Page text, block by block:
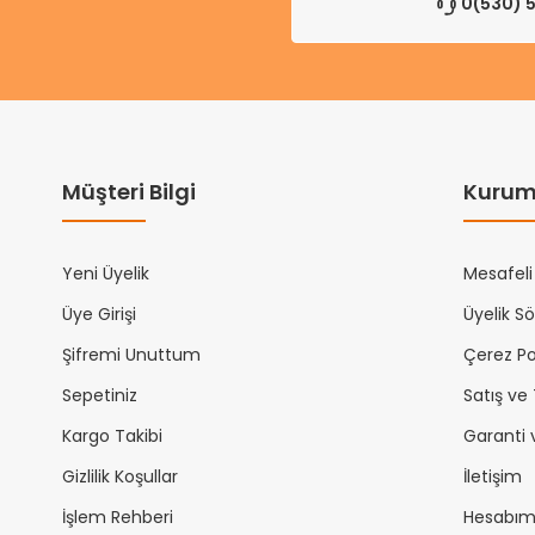
Müşteri Bilgi
Yeni Üyelik
Üye Girişi
Şifremi Unuttum
Sepetiniz
Kargo Takibi
Gizlilik Koşullar
İşlem Rehberi
Mesafeli
Üyelik
Çerez
Satış
Garanti
İletişim
Hesabım